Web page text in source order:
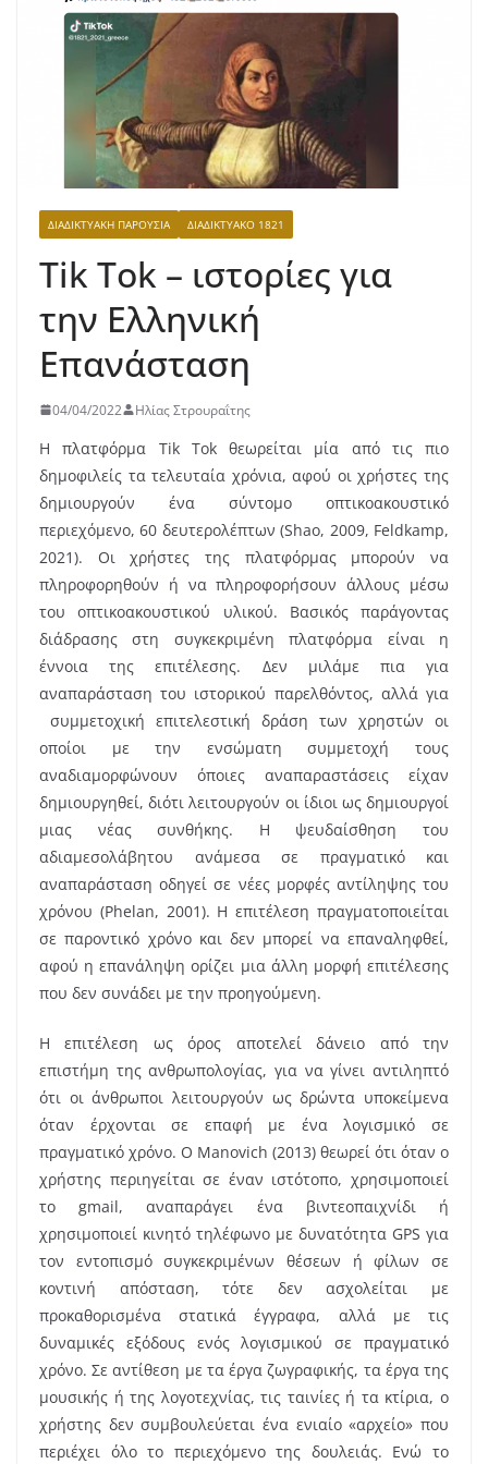
ΔΙΑΔΙΚΤΥΑΚΉ ΠΑΡΟΥΣΊΑ ΔΙΑΔΙΚΤΥΑΚΌ 1821
Tik Tok – ιστορίες για
την Ελληνική
Επανάσταση
04/04/2022 Ηλίας Στρουραΐτης
Η πλατφόρμα Tik Tok θεωρείται μία από τις πιο
δημοφιλείς τα τελευταία χρόνια, αφού οι χρήστες της
δημιουργούν ένα σύντομο οπτικοακουστικό
περιεχόμενο, 60 δευτερολέπτων (Shao, 2009, Feldkamp,
2021). Οι χρήστες της πλατφόρμας μπορούν να
πληροφορηθούν ή να πληροφορήσουν άλλους μέσω
του οπτικοακουστικού υλικού. Βασικός παράγοντας
διάδρασης στη συγκεκριμένη πλατφόρμα είναι η
έννοια της επιτέλεσης. Δεν μιλάμε πια για
αναπαράσταση του ιστορικού παρελθόντος, αλλά για
συμμετοχική επιτελεστική δράση των χρηστών οι
οποίοι με την ενσώματη συμμετοχή τους
αναδιαμορφώνουν όποιες αναπαραστάσεις είχαν
δημιουργηθεί, διότι λειτουργούν οι ίδιοι ως δημιουργοί
μιας νέας συνθήκης. Η ψευδαίσθηση του
αδιαμεσολάβητου ανάμεσα σε πραγματικό και
αναπαράσταση οδηγεί σε νέες μορφές αντίληψης του
χρόνου (Phelan, 2001). Η επιτέλεση πραγματοποιείται
σε παροντικό χρόνο και δεν μπορεί να επαναληφθεί,
αφού η επανάληψη ορίζει μια άλλη μορφή επιτέλεσης
που δεν συνάδει με την προηγούμενη.
Η επιτέλεση ως όρος αποτελεί δάνειο από την
επιστήμη της ανθρωπολογίας, για να γίνει αντιληπτό
ότι οι άνθρωποι λειτουργούν ως δρώντα υποκείμενα
όταν έρχονται σε επαφή με ένα λογισμικό σε
πραγματικό χρόνο. Ο Manovich (2013) θεωρεί ότι όταν ο
χρήστης περιηγείται σε έναν ιστότοπο, χρησιμοποιεί
το gmail, αναπαράγει ένα βιντεοπαιχνίδι ή
χρησιμοποιεί κινητό τηλέφωνο με δυνατότητα GPS για
τον εντοπισμό συγκεκριμένων θέσεων ή φίλων σε
κοντινή απόσταση, τότε δεν ασχολείται με
προκαθορισμένα στατικά έγγραφα, αλλά με τις
δυναμικές εξόδους ενός λογισμικού σε πραγματικό
χρόνο. Σε αντίθεση με τα έργα ζωγραφικής, τα έργα της
μουσικής ή της λογοτεχνίας, τις ταινίες ή τα κτίρια, ο
χρήστης δεν συμβουλεύεται ένα ενιαίο «αρχείο» που
περιέχει όλο το περιεχόμενο της δουλειάς. Ενώ το